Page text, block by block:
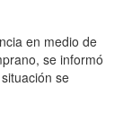
en medio de
se informó
se